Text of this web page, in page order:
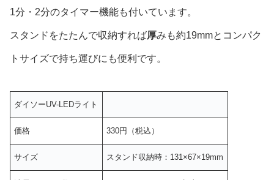
1分・2分のタイマー機能も付いています。
スタンドをたたんで収納すれば厚みも約19mmとコンパク
トサイズで持ち運びにも便利です。
ダイソーUV-LEDライト
価格 330円（税込）
サイズ スタンド収納時：131×67×19mm